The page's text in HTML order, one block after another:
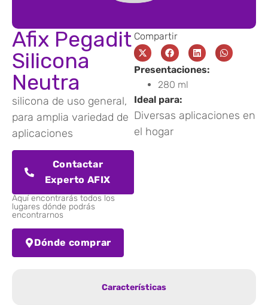
Afix Pegadit
Silicona
Neutra
silicona de uso general,
para amplia variedad de
aplicaciones
Contactar
Experto AFIX
Aquí encontrarás todos los
lugares dónde podrás
encontrarnos
Dónde comprar
Compartir
Presentaciones:
280 ml
Ideal para:
Diversas aplicaciones en
el hogar
Características